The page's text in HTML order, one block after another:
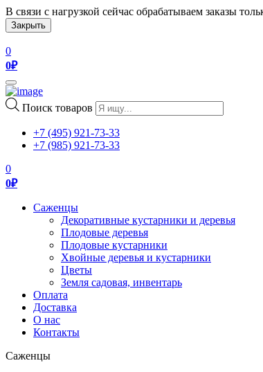
В связи с нагрузкой сейчас обрабатываем заказы
Закрыть
0
0₽
Toggle
navigation
Поиск товаров
+7 (495) 921-73-33
+7 (985) 921-73-33
0
0₽
Саженцы
Декоративные кустарники и деревья
Плодовые деревья
Плодовые кустарники
Хвойные деревья и кустарники
Цветы
Земля садовая, инвентарь
Оплата
Доставка
О нас
Контакты
Саженцы